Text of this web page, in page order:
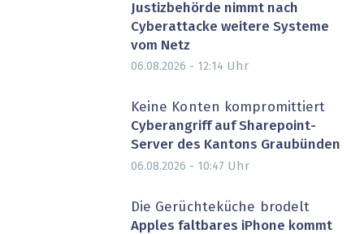
Justizbehörde nimmt nach
Cyberattacke weitere Systeme
vom Netz
06.08.2026 - 12:14 Uhr
Keine Konten kompromittiert
Cyberangriff auf Sharepoint-
Server des Kantons Graubünden
06.08.2026 - 10:47 Uhr
Die Gerüchteküche brodelt
Apples faltbares iPhone kommt